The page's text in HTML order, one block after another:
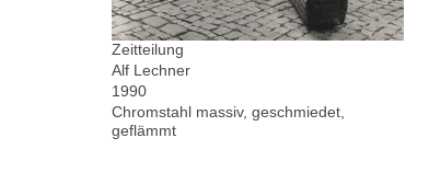
Zeitteilung
Alf Lechner
1990
Chromstahl massiv, geschmiedet,
geflämmt